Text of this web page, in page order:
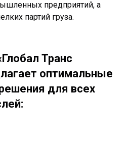
предприятий, а
партий груза.
Транс
оптимальные
для всех